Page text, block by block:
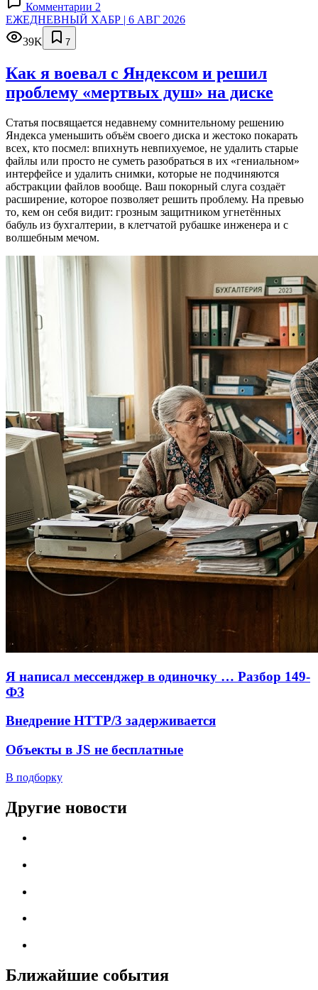
Комментарии 2
ЕЖЕДНЕВНЫЙ ХАБР | 6 АВГ 2026
39K
7
Как я воевал с Яндексом и решил
проблему «мертвых душ» на диске
Статья посвящается недавнему сомнительному решению
Яндекса уменьшить объём своего диска и жестоко покарать
всех, кто посмел: впихнуть невпихуемое, не удалить старые
файлы или просто не суметь разобраться в их «гениальном»
интерфейсе и удалить снимки, которые не подчиняются
абстракции файлов вообще. Ваш покорный слуга создаёт
расширение, которое позволяет решить проблему. На превью
то, кем он себя видит: грозным защитником угнетённых
бабуль из бухгалтерии, в клетчатой рубашке инженера и с
волшебным мечом.
Я написал мессенджер в одиночку … Разбор 149-
ФЗ
Внедрение HTTP/3 задерживается
Объекты в JS не бесплатные
В подборку
Другие новости
Ближайшие события